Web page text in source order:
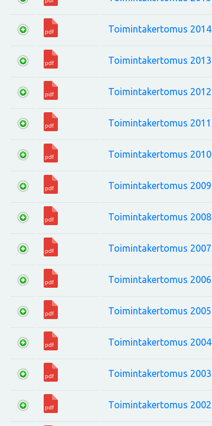
Toimintakertomus 2014
Toimintakertomus 2013
Toimintakertomus 2012
Toimintakertomus 2011
Toimintakertomus 2010
Toimintakertomus 2009
Toimintakertomus 2008
Toimintakertomus 2007
Toimintakertomus 2006
Toimintakertomus 2005
Toimintakertomus 2004
Toimintakertomus 2003
Toimintakertomus 2002